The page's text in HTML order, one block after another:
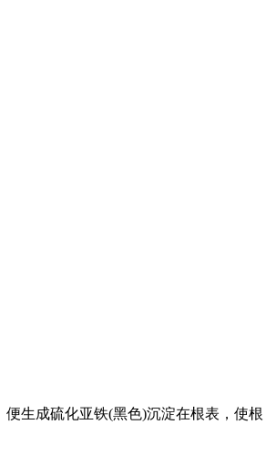
生成硫化亚铁(黑色)沉淀在根表，使根